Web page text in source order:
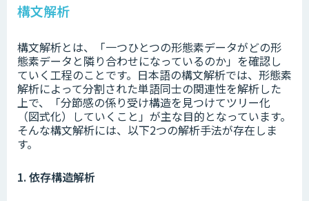
構文解析
構文解析とは、「一つひとつの形態素データがどの形
態素データと隣り合わせになっているのか」を確認し
ていく工程のことです。日本語の構文解析では、形態素
解析によって分割された単語同士の関連性を解析した
上で、「分節感の係り受け構造を見つけてツリー化
（図式化）していくこと」が主な目的となっています。
そんな構文解析には、以下2つの解析手法が存在しま
す。
1. 依存構造解析